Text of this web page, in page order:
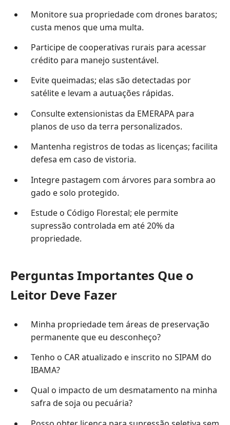
Monitore sua propriedade com drones baratos;
custa menos que uma multa.
Participe de cooperativas rurais para acessar
crédito para manejo sustentável.
Evite queimadas; elas são detectadas por
satélite e levam a autuações rápidas.
Consulte extensionistas da EMERAPA para
planos de uso da terra personalizados.
Mantenha registros de todas as licenças; facilita
defesa em caso de vistoria.
Integre pastagem com árvores para sombra ao
gado e solo protegido.
Estude o Código Florestal; ele permite
supressão controlada em até 20% da
propriedade.
Perguntas Importantes Que o
Leitor Deve Fazer
Minha propriedade tem áreas de preservação
permanente que eu desconheço?
Tenho o CAR atualizado e inscrito no SIPAM do
IBAMA?
Qual o impacto de um desmatamento na minha
safra de soja ou pecuária?